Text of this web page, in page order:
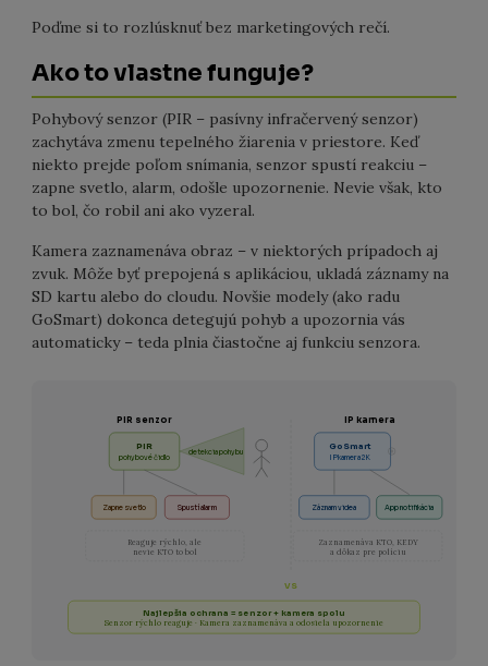
Poďme si to rozlúsknuť bez marketingových rečí.
Ako to vlastne funguje?
Pohybový senzor (PIR – pasívny infračervený senzor)
zachytáva zmenu tepelného žiarenia v priestore. Keď
niekto prejde poľom snímania, senzor spustí reakciu –
zapne svetlo, alarm, odošle upozornenie. Nevie však, kto
to bol, čo robil ani ako vyzeral.
Kamera zaznamenáva obraz – v niektorých prípadoch aj
zvuk. Môže byť prepojená s aplikáciou, ukladá záznamy na
SD kartu alebo do cloudu. Novšie modely (ako radu
GoSmart) dokonca detegujú pohyb a upozornia vás
automaticky – teda plnia čiastočne aj funkciu senzora.
PIR senzor
PIR
pohybové čidlo
detekcia pohybu
Zapne svetlo Spustí alarm
Reaguje rýchlo, ale
nevie KTO to bol
VS
IP kamera
GoSmart
IP kamera 2K
Záznam videa App notifikácia
Zaznamenáva KTO, KEDY
a dôkaz pre políciu
Najlepšia ochrana = senzor + kamera spolu
Senzor rýchlo reaguje · Kamera zaznamenáva a odosiela upozornenie